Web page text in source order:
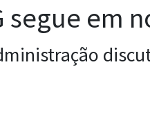
segue em